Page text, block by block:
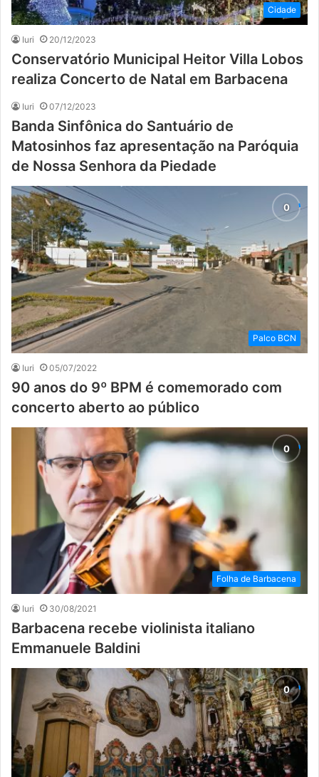
Cidade
Iuri 20/12/2023
Conservatório Municipal Heitor Villa Lobos
realiza Concerto de Natal em Barbacena
Iuri 07/12/2023
Banda Sinfônica do Santuário de
Matosinhos faz apresentação na Paróquia
de Nossa Senhora da Piedade
Palco BCN
Iuri 05/07/2022
90 anos do 9º BPM é comemorado com
concerto aberto ao público
Folha de Barbacena
Iuri 30/08/2021
Barbacena recebe violinista italiano
Emmanuele Baldini